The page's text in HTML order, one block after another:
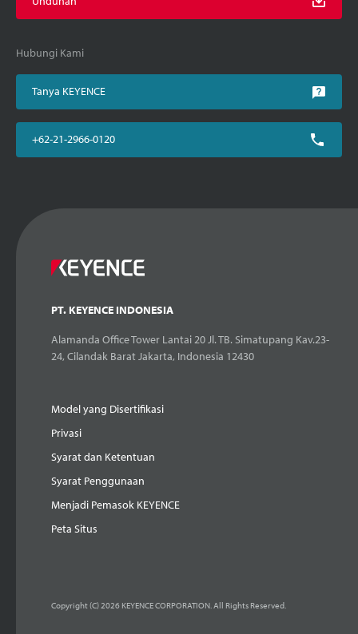
Hubungi Kami
Tanya KEYENCE
+62-21-2966-0120
PT. KEYENCE INDONESIA
Alamanda Office Tower Lantai 20 Jl. TB. Simatupang Kav.23-
24, Cilandak Barat Jakarta, Indonesia 12430
Model yang Disertifikasi
Privasi
Syarat dan Ketentuan
Syarat Penggunaan
Menjadi Pemasok KEYENCE
Peta Situs
Copyright (C) 2026 KEYENCE CORPORATION. All Rights Reserved.